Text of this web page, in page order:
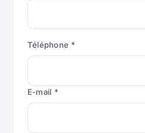
Téléphone *
E-mail *